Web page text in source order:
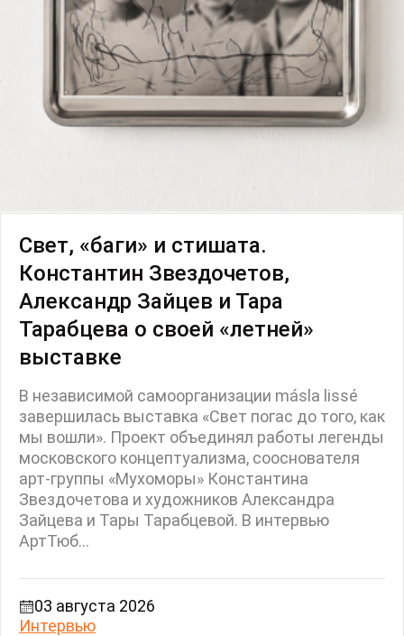
Свет, «баги» и стишата.
Константин Звездочетов,
Александр Зайцев и Тара
Тарабцева о своей «летней»
выставке
В независимой самоорганизации másla lissé
завершилась выставка «Свет погас до того, как
мы вошли». Проект объединял работы легенды
московского концептуализма, сооснователя
арт-группы «Мухоморы» Константина
Звездочетова и художников Александра
Зайцева и Тары Тарабцевой. В интервью
АртТюб...
03 августа 2026
Интервью